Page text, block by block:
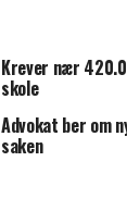
Krever nær
skole
Advokat ber om
saken